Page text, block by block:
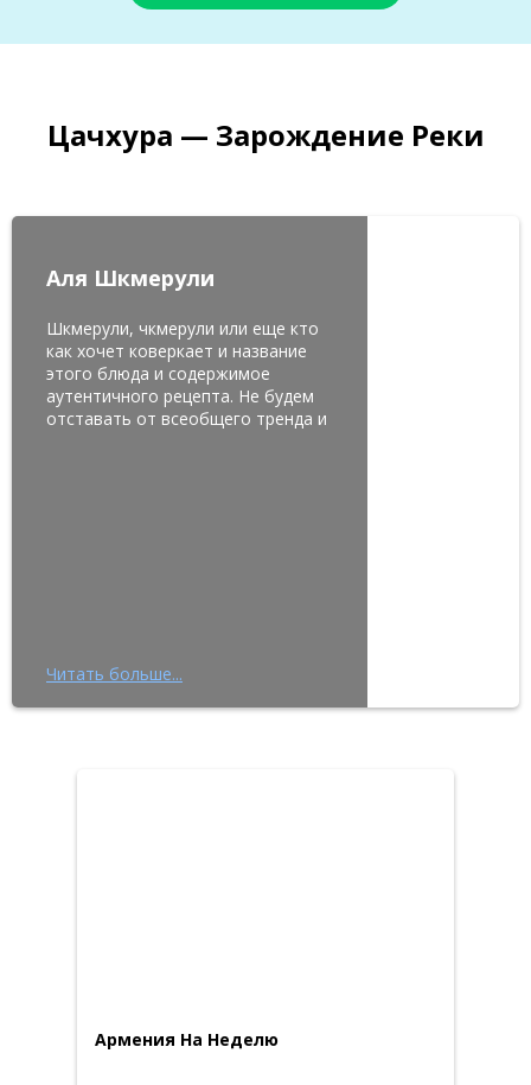
Цачхура — Зарождение Реки
Аля Шкмерули
Шкмерули, чкмерули или еще кто
как хочет коверкает и название
этого блюда и содержимое
аутентичного рецепта. Не будем
отставать от всеобщего тренда и
Читать больше...
Армения На Неделю